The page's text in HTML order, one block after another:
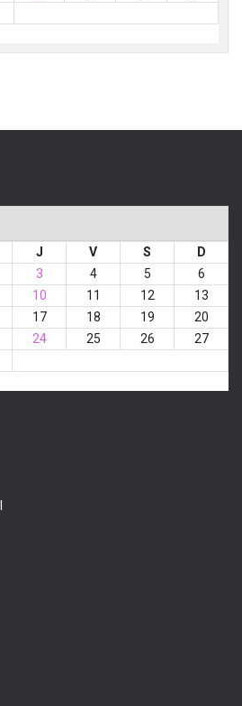
J V S
D
3 4 5
6
10 11 12
13
17 18 19
20
24 25 26
27